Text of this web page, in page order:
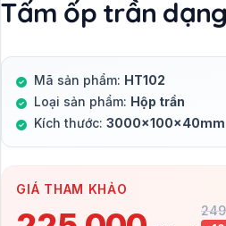
Tấm ốp trần
Mã sản phẩm: HT102
Loại sản phẩm: Hộp trần
Kích thước:3000x100x40mm
GIÁ THAM KHẢO